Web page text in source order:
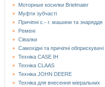
Моторные косилки Brielmaier
Муфти зубчасті
Причіпні с.- г. машини та знаряддя
Ремені
Сівалки
Самохідні та причіпні обприскувачі
Техніка CASE IH
Техніка CLAAS
Техніка JOHN DEERE
Техніка для внесення міеральних